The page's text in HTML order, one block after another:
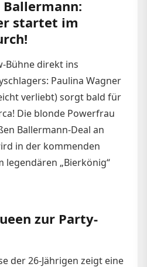
Ballermann:
startet im
Bühne direkt ins
Paulina Wagner
verliebt) sorgt bald für
Die blonde Powerfrau
Ballermann-Deal an
in der kommenden
legendären „Bierkönig“
zur Party-
der 26-Jährigen zeigt eine